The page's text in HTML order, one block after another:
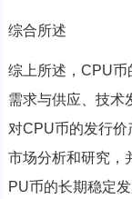
综合所述
综上所述，CPU币
需求与供应、技术
对CPU币的发行
市场分析和研究，
PU币的长期稳定发